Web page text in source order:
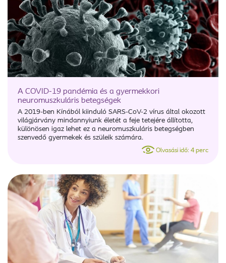
A COVID-19 pandémia és a gyermekkori
neuromuszkuláris betegségek
A 2019-ben Kínából kiinduló SARS-CoV-2 vírus által okozott
világjárvány mindannyiunk életét a feje tetejére állította,
különösen igaz lehet ez a neuromuszkuláris betegségben
szenvedő gyermekek és szüleik számára.
Olvasási idő: 4 perc